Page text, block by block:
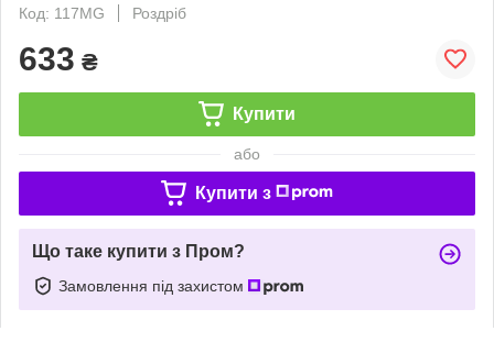
Код: 117MG
Роздріб
633 ₴
Купити
або
Купити з
Що таке купити з Пром?
Замовлення під захистом